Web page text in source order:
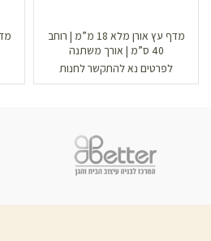
מדף עץ אורן מלא 18 מ”מ | רוחב
40 ס”מ | אורך משתנה
לפרטים נא להתקשר לחנות